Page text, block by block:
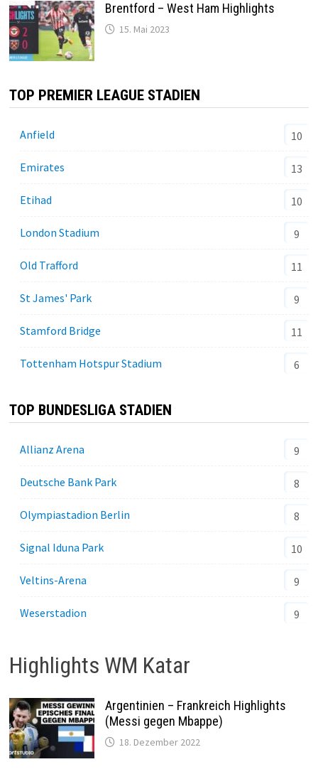
Brentford – West Ham Highlights
15. Mai 2023
TOP PREMIER LEAGUE STADIEN
Anfield 10
Emirates 13
Etihad 10
London Stadium 9
Old Trafford 11
St James' Park 9
Stamford Bridge 11
Tottenham Hotspur Stadium 6
TOP BUNDESLIGA STADIEN
Allianz Arena 9
Deutsche Bank Park 8
Olympiastadion Berlin 8
Signal Iduna Park 10
Veltins-Arena 9
Weserstadion 9
Highlights WM Katar
Argentinien – Frankreich Highlights
(Messi gegen Mbappe)
18. Dezember 2022